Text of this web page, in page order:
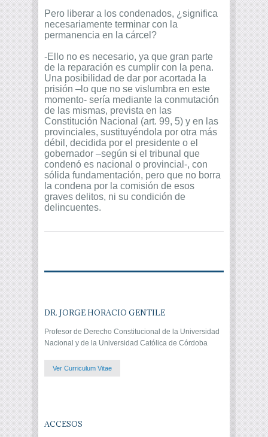
Pero liberar a los condenados, ¿significa
necesariamente terminar con la
permanencia en la cárcel?
-Ello no es necesario, ya que gran parte
de la reparación es cumplir con la pena.
Una posibilidad de dar por acortada la
prisión –lo que no se vislumbra en este
momento- sería mediante la conmutación
de las mismas, prevista en las
Constitución Nacional (art. 99, 5) y en las
provinciales, sustituyéndola por otra más
débil, decidida por el presidente o el
gobernador –según si el tribunal que
condenó es nacional o provincial-, con
sólida fundamentación, pero que no borra
la condena por la comisión de esos
graves delitos, ni su condición de
delincuentes.
DR. JORGE HORACIO GENTILE
Profesor de Derecho Constitucional de la Universidad
Nacional y de la Universidad Católica de Córdoba
Ver Curriculum Vitae
ACCESOS